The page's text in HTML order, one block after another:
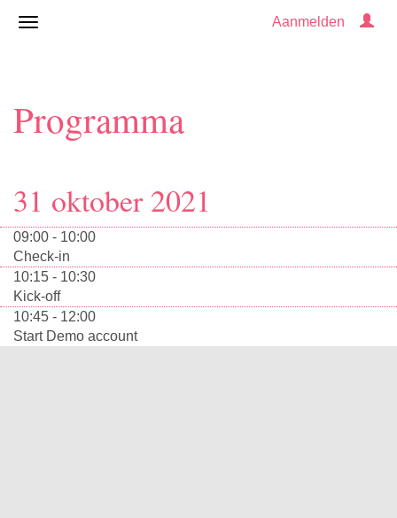
Aanmelden
Programma
31 oktober 2021
09:00 - 10:00
Check-in
10:15 - 10:30
Kick-off
10:45 - 12:00
Start Demo account